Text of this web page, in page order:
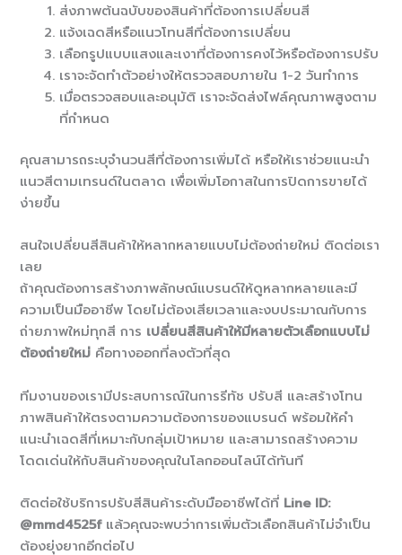
ส่งภาพต้นฉบับของสินค้าที่ต้องการเปลี่ยนสี
แจ้งเฉดสีหรือแนวโทนสีที่ต้องการเปลี่ยน
เลือกรูปแบบแสงและเงาที่ต้องการคงไว้หรือต้องการปรับ
เราจะจัดทำตัวอย่างให้ตรวจสอบภายใน 1-2 วันทำการ
เมื่อตรวจสอบและอนุมัติ เราจะจัดส่งไฟล์คุณภาพสูงตาม
ที่กำหนด
คุณสามารถระบุจำนวนสีที่ต้องการเพิ่มได้ หรือให้เราช่วยแนะนำ
แนวสีตามเทรนด์ในตลาด เพื่อเพิ่มโอกาสในการปิดการขายได้
ง่ายขึ้น
สนใจเปลี่ยนสีสินค้าให้หลากหลายแบบไม่ต้องถ่ายใหม่ ติดต่อเรา
เลย
ถ้าคุณต้องการสร้างภาพลักษณ์แบรนด์ให้ดูหลากหลายและมี
ความเป็นมืออาชีพ โดยไม่ต้องเสียเวลาและงบประมาณกับการ
ถ่ายภาพใหม่ทุกสี การ เปลี่ยนสีสินค้าให้มีหลายตัวเลือกแบบไม่
ต้องถ่ายใหม่ คือทางออกที่ลงตัวที่สุด
ทีมงานของเรามีประสบการณ์ในการรีทัช ปรับสี และสร้างโทน
ภาพสินค้าให้ตรงตามความต้องการของแบรนด์ พร้อมให้คำ
แนะนำเฉดสีที่เหมาะกับกลุ่มเป้าหมาย และสามารถสร้างความ
โดดเด่นให้กับสินค้าของคุณในโลกออนไลน์ได้ทันที
ติดต่อใช้บริการปรับสีสินค้าระดับมืออาชีพได้ที่ Line ID:
@mmd4525fแล้วคุณจะพบว่าการเพิ่มตัวเลือกสินค้าไม่จำเป็น
ต้องยุ่งยากอีกต่อไป